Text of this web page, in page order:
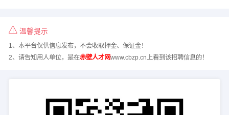
温馨提示
1、本平台仅供信息发布，不会收取押金、保证金！
2、请告知用人单位，是在赤壁人才网www.cbzp.cn上看到该招聘信息的！